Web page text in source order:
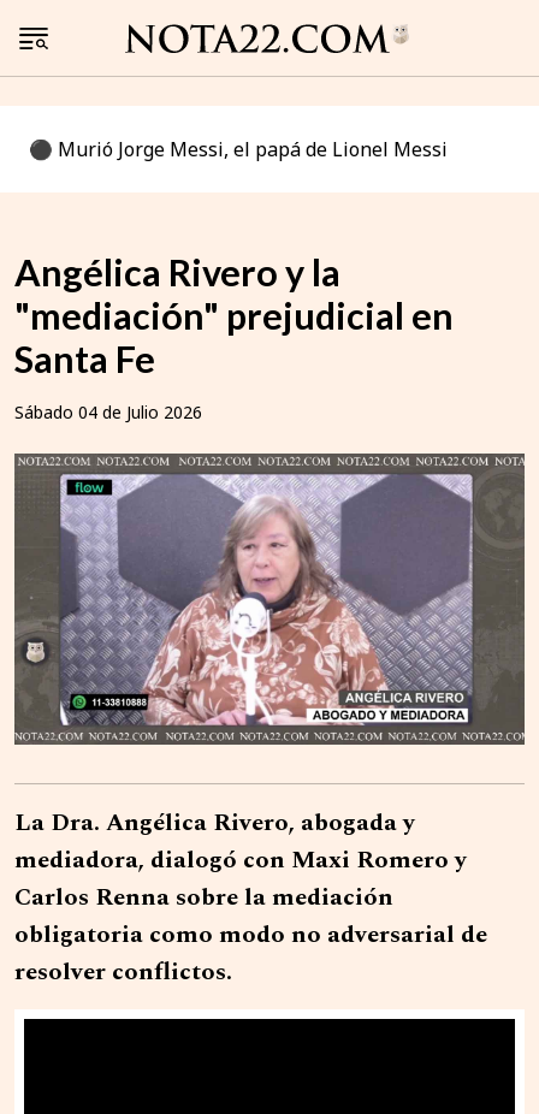
⚫️ Murió Jorge Messi, el papá de Lionel Messi
Angélica Rivero y la
"mediación" prejudicial en
Santa Fe
Sábado 04 de Julio 2026
La Dra. Angélica Rivero, abogada y
mediadora, dialogó con Maxi Romero y
Carlos Renna sobre la mediación
obligatoria como modo no adversarial de
resolver conflictos.